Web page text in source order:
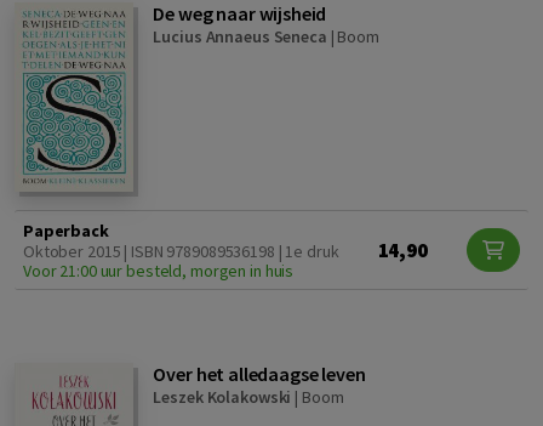
De weg naar wijsheid
Lucius Annaeus Seneca | Boom
Paperback
Oktober 2015 | ISBN 9789089536198 | 1e druk
Voor 21:00 uur besteld, morgen in huis
14,90
Over het alledaagse leven
Leszek Kolakowski | Boom